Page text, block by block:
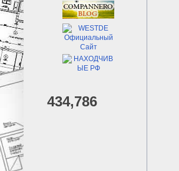
434,786